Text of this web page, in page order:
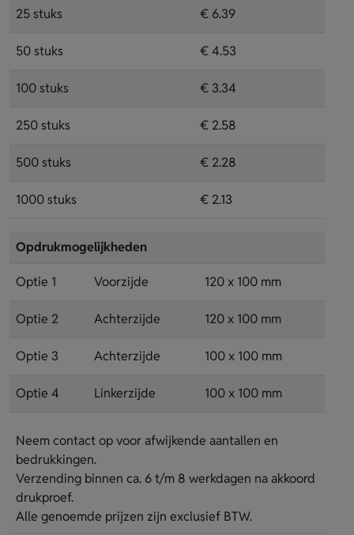
25 stuks € 6.39
50 stuks € 4.53
100 stuks € 3.34
250 stuks € 2.58
500 stuks € 2.28
1000 stuks € 2.13
Opdrukmogelijkheden
Optie 1 Voorzijde 120 x 100 mm
Optie 2 Achterzijde 120 x 100 mm
Optie 3 Achterzijde 100 x 100 mm
Optie 4 Linkerzijde 100 x 100 mm
Neem contact op voor afwijkende aantallen en
bedrukkingen.
Verzending binnen ca. 6 t/m 8 werkdagen na akkoord
drukproef.
Alle genoemde prijzen zijn exclusief BTW.